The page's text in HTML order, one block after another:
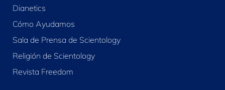
Dianetics
Cómo Ayudamos
Sala de Prensa de Scientology
Religión de Scientology
Revista Freedom